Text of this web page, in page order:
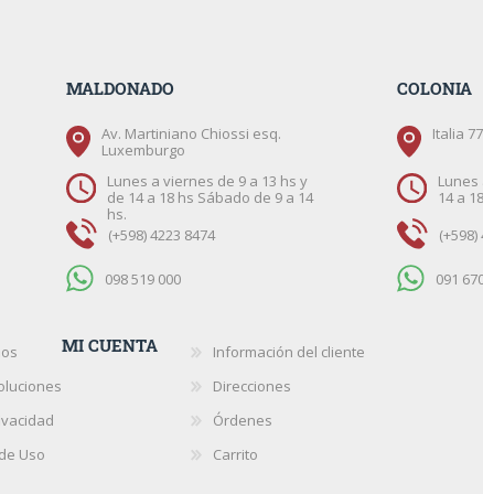
MALDONADO
Av. Martiniano Chiossi esq.
Luxemburgo
Lunes a viernes de 9 a 13 hs y
de 14 a 18 hs Sábado de 9 a 14
hs.
(+598) 4223 8474
098 519 000
COLONIA
Italia
Lunes
14 a
(+598)
091
Uso
MI CUENTA
Información del cliente
Direcciones
Órdenes
Carrito